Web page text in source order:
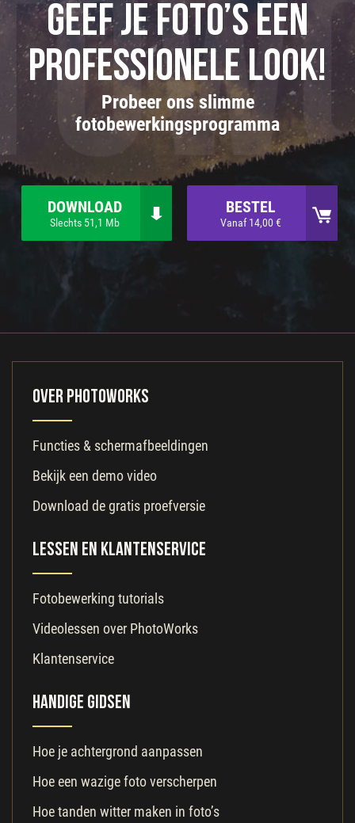
Geef je foto’s een
professionele look!
Probeer ons slimme
fotobewerkingsprogramma
DOWNLOAD
Slechts 51,1 Mb
BESTEL
Vanaf 14,00 €
Over PhotoWorks
Functies & schermafbeeldingen
Bekijk een demo video
Download de gratis proefversie
Lessen en klantenservice
Fotobewerking tutorials
Videolessen over PhotoWorks
Klantenservice
Handige gidsen
Hoe je achtergrond aanpassen
Hoe een wazige foto verscherpen
Hoe tanden witter maken in foto’s